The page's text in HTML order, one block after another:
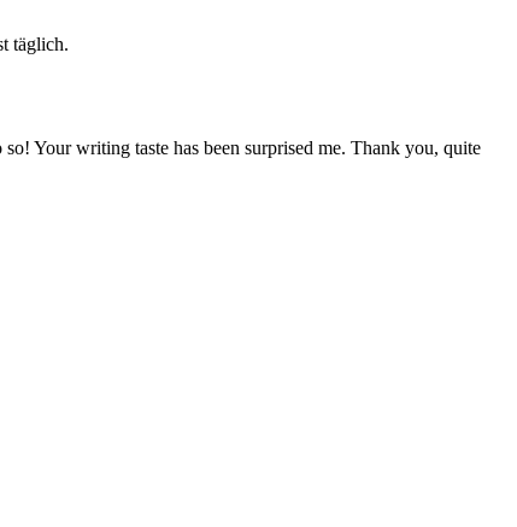
täglich.
Your writing taste has been surprised me. Thank you, quite